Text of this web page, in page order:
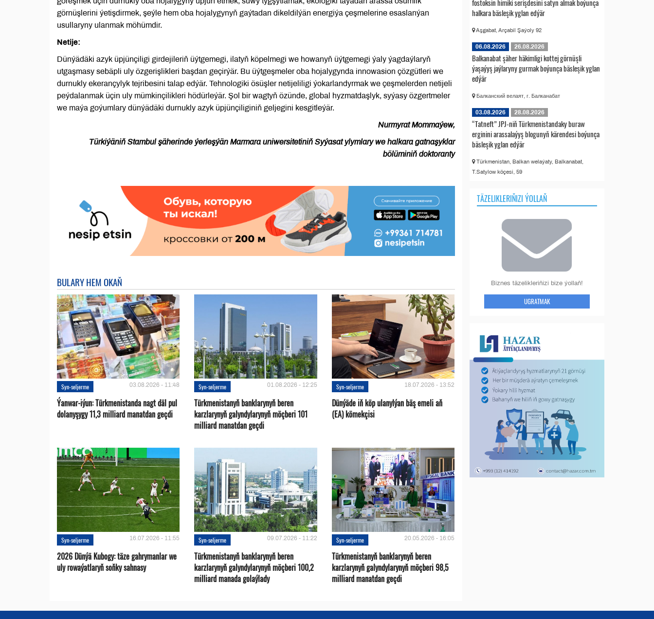
görnüşlerini ýetişdirmek, şeýle hem oba hojalygynyň gaýtadan dikeldilýän energiýa çeşmelerine esaslanýan
usullaryny ulanmak möhümdir.
Netije:
Dünýädäki azyk üpjünçiligi girdejileriň üýtgemegi, ilatyň köpelmegi we howanyň üýtgemegi ýaly ýagdaýlaryň
utgaşmasy sebäpli uly özgerişlikleri başdan geçirýär. Bu üýtgeşmeler oba hojalygynda innowasion çözgütleri we
durnukly ekerançylyk tejribesini talap edýär. Tehnologiki ösüşler netijeliligi ýokarlandyrmak we çeşmelerden netijeli
peýdalanmak üçin uly mümkinçilikleri hödürleýär. Şol bir wagtyň özünde, global hyzmatdaşlyk, syýasy özgertmeler
we maýa goýumlary dünýädäki durnukly azyk üpjünçiliginiň geljegini kesgitleýär.
Nurmyrat Mommaýew,
Türkiýäniň Stambul şäherinde ýerleşýän Marmara uniwersitetiniň Syýasat ylymlary we halkara gatnaşyklar
bölüminiň doktoranty
BULARY HEM OKAŇ
Syn-seljerme 03.08.2026 - 11:48
Ýanwar-iýun: Türkmenistanda nagt däl pul
dolanyşygy 11,3 milliard manatdan geçdi
Syn-seljerme 01.08.2026 - 12:25
Türkmenistanyň banklarynyň beren
karzlarynyň galyndylarynyň möçberi 101
milliard manatdan geçdi
Syn-seljerme 18.07.2026 - 13:52
Dünýäde iň köp ulanylýan bäş emeli aň
(EA) kömekçisi
Syn-seljerme 16.07.2026 - 11:55
2026 Dünýä Kubogy: täze gahrymanlar we
uly rowaýatlaryň soňky sahnasy
Syn-seljerme 09.07.2026 - 11:22
Türkmenistanyň banklarynyň beren
karzlarynyň galyndylarynyň möçberi 100,2
milliard manada golaýlady
Syn-seljerme 20.05.2026 - 16:05
Türkmenistanyň banklarynyň beren
karzlarynyň galyndylarynyň möçberi 98,5
milliard manatdan geçdi
fostoksin himiki serişdesini satyn almak boýunça
halkara bäsleşik yglan edýär
Aşgabat, Arçabil Şaýoly 92
06.08.2026 26.08.2026
Balkanabat şäher häkimligi kottej görnüşli
ýaşaýyş jaýlaryny gurmak boýunça bäsleşik yglan
edýär
Балканский велаят, г. Балканабат
03.08.2026 28.08.2026
“Tatneft” JPJ-niň Türkmenistandaky buraw
erginini arassalaýyş blogunyň kärendesi boýunça
bäsleşik yglan edýär
Türkmenistan, Balkan welaýaty, Balkanabat,
T.Satylow köçesi, 59
TÄZELIKLERIŇIZI ÝOLLAŇ
Biznes täzelikleriňizi bize ýollaň!
UGRATMAK